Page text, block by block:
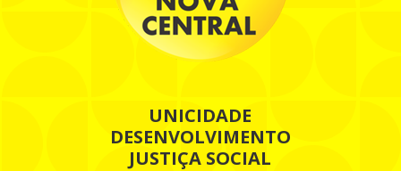
UNICIDADE
DESENVOLVIMENTO
JUSTIÇA SOCIAL